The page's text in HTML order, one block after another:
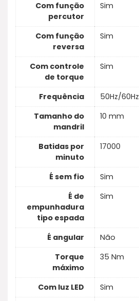
Com função
percutor
Sim
Com função
reversa
Sim
Com controle
de torque
Sim
Frequência
50Hz/60Hz
Tamanho do
mandril
10 mm
Batidas por
minuto
17000
É sem fio
Sim
É de
empunhadura
tipo espada
Sim
É angular
Não
Torque
máximo
35 Nm
Com luz LED
Sim